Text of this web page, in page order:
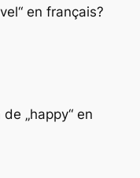
en français?
„happy“ en